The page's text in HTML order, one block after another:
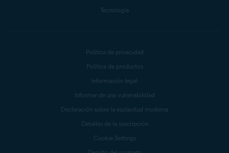
Tecnología
Política de privacidad
Política de productos
Información legal
Informar de una vulnerabilidad
Declaración sobre la esclavitud moderna
Detalles de la suscripción
Cookie Settings